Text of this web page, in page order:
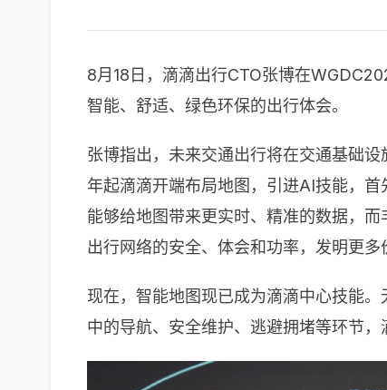
8月18日，滴滴出行CTO张博在
智能、舒适、绿色环保的出行体会。
张博指出，未来交通出行将在交通基础
年起滴滴开端布局地图，引进AI技能，
能够给地图带来更实时、精准的数据，
出行网络的安全、体会和功率，发明更多
现在，智能地图现已成为滴滴中心技能
中的导航、安全维护、逃避拥堵等环节，